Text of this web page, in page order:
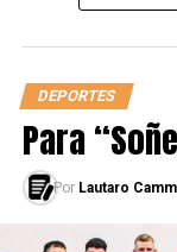
DEPORTES
Para
Por Lautaro